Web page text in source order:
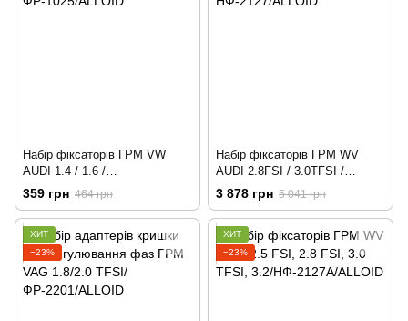
Набір фіксаторів ГРМ VW
AUDI 1.4 / 1.6 /
ФР-1025/ALLOID
359 грн 464 грн
Набір фіксаторів ГРМ WV
AUDI 2.8FSI / 3.0TFSI /
НФ-2127/ALLOID
3 878 грн 5 041 грн
ХИТ
−23%
ХИТ
−23%